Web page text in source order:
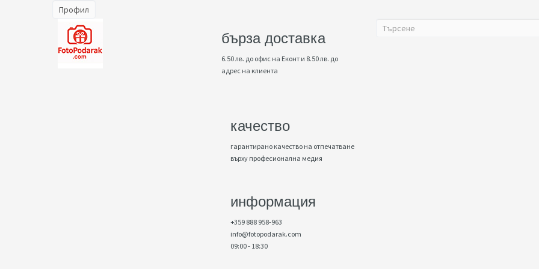
Профил
бърза доставка
6.50 лв. до офис на Еконт и 8.50 лв. до
адрес на клиента
качество
гарантирано качество на отпечатване
върху професионална медия
информация
+359 888 958-963
info@fotopodarak.com
09:00 - 18:30